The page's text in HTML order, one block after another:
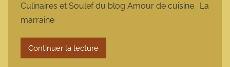
r
t
t
Culinaires et Soulef du blog Amour de cuisine. La
marraine
Continuer la lecture